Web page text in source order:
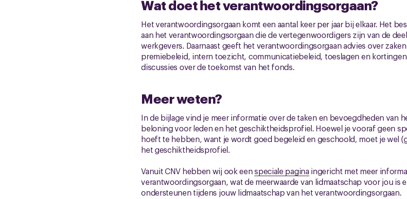
Wat doet het verantwoordingsorgaan?
Het verantwoordingsorgaan komt een aantal keer per jaar bij elkaar. Het
aan het verantwoordingsorgaan die de vertegenwoordigers zijn van de
werkgevers. Daarnaast geeft het verantwoordingsorgaan advies over
premiebeleid, intern toezicht, communicatiebeleid, toeslagen en
discussies over de toekomst van het fonds.
Meer weten?
In de bijlage vind je meer informatie over de taken en bevoegdheden van
beloning voor leden en het geschiktheidsprofiel. Hoewel je vooraf geen
hoeft te hebben, want je wordt goed begeleid en geschoold, moet je wel
het geschiktheidsprofiel.
Vanuit CNV hebben wij ook eenspeciale pagina ingericht met meer
verantwoordingsorgaan, wat de meerwaarde van lidmaatschap voor jou is
ondersteunen tijdens jouw lidmaatschap van het verantwoordingsorgaan.